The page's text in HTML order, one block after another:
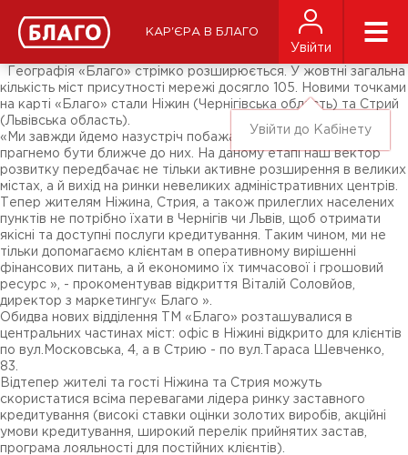
КАР'ЄРА В БЛАГО
Увійти
Увійти до Кабінету
ЗМІ про нас
Підписники соц-мереж
Ярмарки
Географія «Благо» стрімко розширюється. У жовтні загальна
кількість міст присутності мережі досягло 105. Новими точками
на карті «Благо» стали Ніжин (Чернігівська область) та Стрий
(Львівська область).
«Ми завжди йдемо назустріч побажанням нашим клієнтів,
прагнемо бути ближче до них. На даному етапі наш вектор
розвитку передбачає не тільки активне розширення в великих
містах, а й вихід на ринки невеликих адміністративних центрів.
Тепер жителям Ніжина, Стрия, а також прилеглих населених
пунктів не потрібно їхати в Чернігів чи Львів, щоб отримати
якісні та доступні послуги кредитування. Таким чином, ми не
тільки допомагаємо клієнтам в оперативному вирішенні
фінансових питань, а й економимо їх тимчасової і грошовий
ресурс », - прокоментував відкриття Віталій Соловйов,
директор з маркетингу« Благо ».
Обидва нових відділення ТМ «Благо» розташувалися в
центральних частинах міст: офіс в Ніжині відкрито для клієнтів
по вул.Московська, 4, а в Стрию - по вул.Тараса Шевченко,
83.
Відтепер жителі та гості Ніжина та Стрия можуть
скористатися всіма перевагами лідера ринку заставного
кредитування (високі ставки оцінки золотих виробів, акційні
умови кредитування, широкий перелік прийнятих застав,
програма лояльності для постійних клієнтів).